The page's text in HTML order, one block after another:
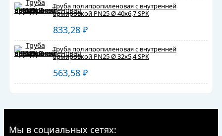
Труба полипропиленовая с внутренней
армировкой PN25 Ø 40х6,7 SPK
833,28 ₽
Труба полипропиленовая с внутренней
армировкой PN25 Ø 32х5,4 SPK
563,58 ₽
Мы в социальных сетях: